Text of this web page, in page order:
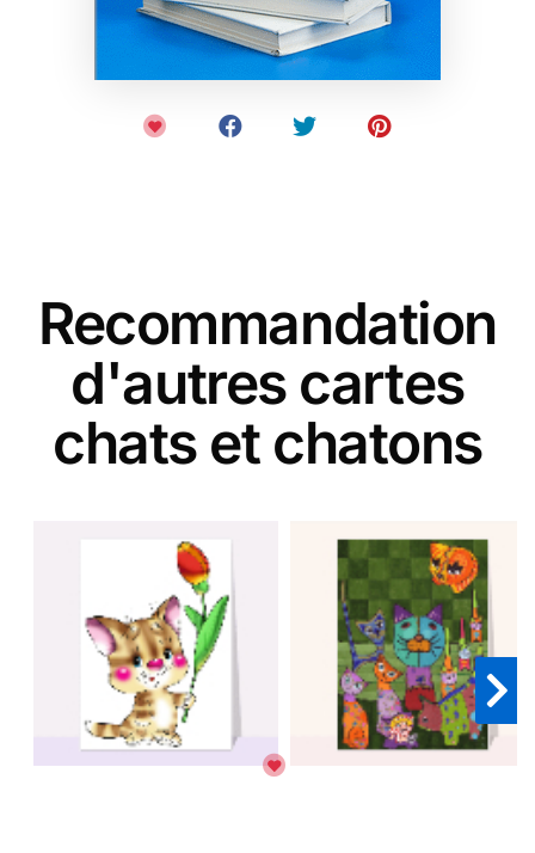
Recommandation
d'autres cartes
chats et chatons